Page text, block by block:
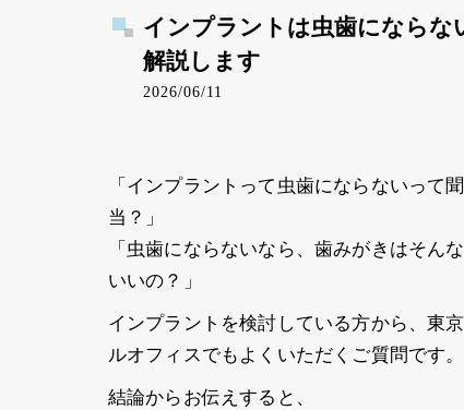
インプラントは虫歯にならな
解説します
2026/06/11
「インプラントって虫歯にならないって
当？」
「虫歯にならないなら、歯みがきはそん
いいの？」
インプラントを検討している方から、東
ルオフィスでもよくいただくご質問です。
結論からお伝えすると、